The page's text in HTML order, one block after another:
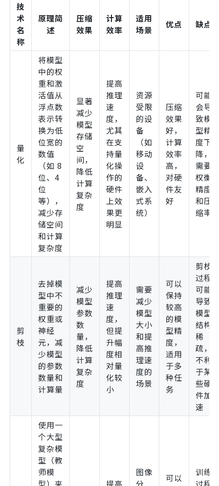
技
术
名
称
原理简
述
压缩
效果
计算
效率
适用
场景
优点 缺点
量
化
将模型
中的权
重和激
活值从
浮点数
表示转
换为低
位宽的
数值
（如 8
位、4
位
等），
减少存
储空间
和计算
复杂度
显著
减少
模型
存储
空
间，
降低
计算
复杂
度
提高
推理
速
度，
尤其
在支
持量
化操
作的
硬件
上效
果更
明显
资源
受限
的设
备
（如
移动
设
备、
嵌入
式系
统）
压缩
效果
好，
计算
效率
高，
对硬
件友
好
可能
会导
致模
型精
度下
降，
需要
权衡
精度
和压
缩率
剪
枝
去掉模
型中不
重要的
权重或
神经
元，减
少模型
的参数
数量和
计算量
减少
模型
参数
数
量，
降低
计算
复杂
度
提高
推理
速
度，
但提
升幅
度相
对量
化较
小
需要
减少
模型
大小
和提
高推
理速
度的
场景
可以
保持
较高
的模
型精
度，
适用
于多
种任
务
剪枝
过程
可能
导致
模型
结构
稀
疏，
不利
于某
些硬
件加
速
使用一
个大型
复杂模
型（教
师模
图像
可以
训练